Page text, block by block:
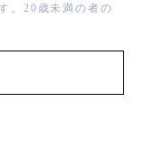
。20歳未満の者の